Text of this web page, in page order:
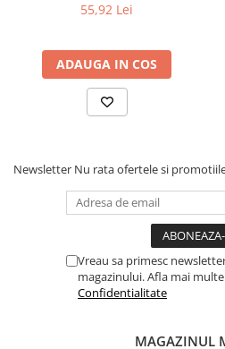
55,92 Lei
ADAUGA IN COS
Newsletter Nu rata ofertele si
Vreau sa primesc
magazinului. Afla mai
Confidentialitate
MAGAZINUL